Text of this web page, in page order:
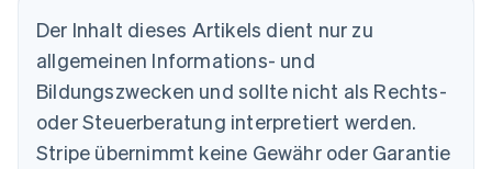
Der Inhalt dieses Artikels dient nur zu
allgemeinen Informations- und
Bildungszwecken und sollte nicht als Rechts-
oder Steuerberatung interpretiert werden.
Stripe übernimmt keine Gewähr oder Garantie
English
Belgien
Nederlands Français Deutsch English
Brasilien
PortuguêsEnglish
Bulgarien